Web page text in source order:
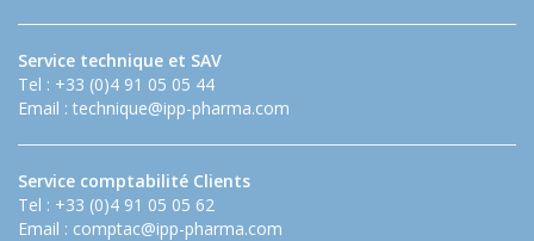
Service technique et SAV
Tel : +33 (0)4 91 05 05 44
Email : technique@ipp-pharma.com
Service comptabilité Clients
Tel : +33 (0)4 91 05 05 62
Email : comptac@ipp-pharma.com